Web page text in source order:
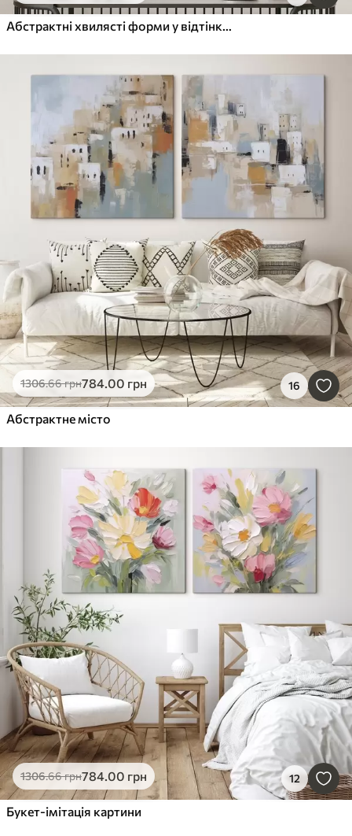
Абстрактні хвилясті форми у відтінках бордо та кремового, багатошарові текстури
1306.66грн784.00 грн 16
Абстрактне місто
1306.66грн784.00 грн 12
Букет-імітація картини